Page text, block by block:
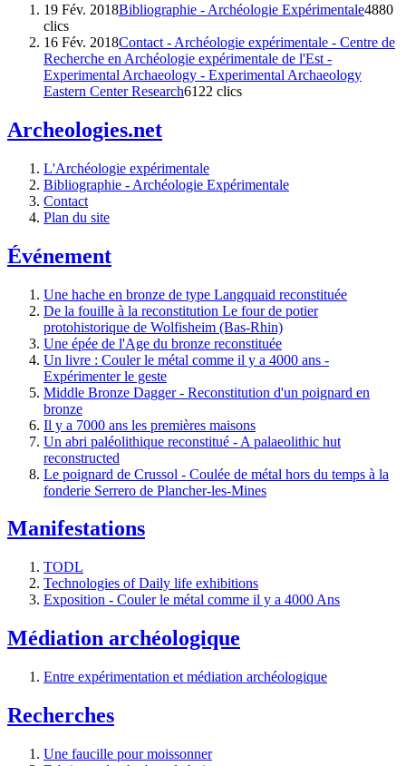
19 Fév. 2018Bibliographie - Archéologie Expérimentale4880
clics
16 Fév. 2018Contact - Archéologie expérimentale - Centre de
Recherche en Archéologie expérimentale de l'Est -
Experimental Archaeology - Experimental Archaeology
Eastern Center Research6122 clics
Archeologies.net
L'Archéologie expérimentale
Bibliographie - Archéologie Expérimentale
Contact
Plan du site
Événement
Une hache en bronze de type Langquaid reconstituée
De la fouille à la reconstitution Le four de potier
protohistorique de Wolfisheim (Bas-Rhin)
Une épée de l'Age du bronze reconstituée
Un livre : Couler le métal comme il y a 4000 ans -
Expérimenter le geste
Middle Bronze Dagger - Reconstitution d'un poignard en
bronze
Il y a 7000 ans les premières maisons
Un abri paléolithique reconstitué - A palaeolithic hut
reconstructed
Le poignard de Crussol - Coulée de métal hors du temps à la
fonderie Serrero de Plancher-les-Mines
Manifestations
TODL
Technologies of Daily life exhibitions
Exposition - Couler le métal comme il y a 4000 Ans
Médiation archéologique
Entre expérimentation et médiation archéologique
Recherches
Une faucille pour moissonner